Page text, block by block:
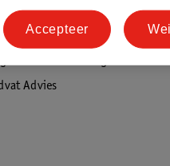
& retourneren
Advies
Accepteer